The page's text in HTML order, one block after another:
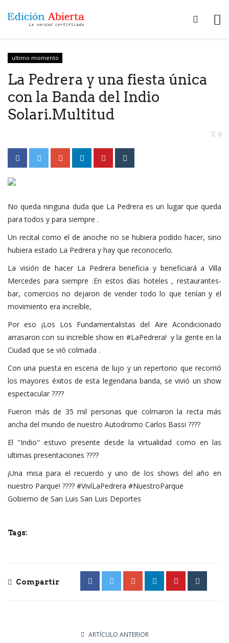
ultimo momento
La Pedrera y una fiesta única
con la Banda del Indio
Solari.Multitud
0
No queda ninguna duda que La Pedrera es un lugar que queda
para todos y para siempre .
Un recital como el de anoche no se hubiera podido hacer, sino
hubiera estado La Pedrera y hay que reconocerlo.
La visión de hacer La Pedrera beneficia y beneficiará a Villa
Mercedes para siempre .En estos días hoteles , restaurantes-
bar, comercios no dejaron de vender todo lo que tenían y el
movimiento era increíble,
Por eso ¡Los Los Fundamentalistas del Aire Acondicionado
arrasaron con su increíble show en #LaPedrera! y la gente en la
Ciudad que se vió colmada .
Con una puesta en escena de lujo y un repertorio que recorrió
los mayores éxitos de esta legendaria banda, se vivió un show
espectacular ????
Fueron más de 35 mil personas que colmaron la recta más
ancha del mundo de nuestro Autodromo Carlos Bassi ????
El "Indio" estuvo presente desde la virtualidad como en las
ultimas presentaciones ????️
¡Una misa para el recuerdo y uno de los shows del año en
nuestro Parque! ???? #VivíLaPedrera #NuestroParque
Gobierno de San Luis San Luis Deportes
Tags:
Compartir
ARTÍCULO ANTERIOR